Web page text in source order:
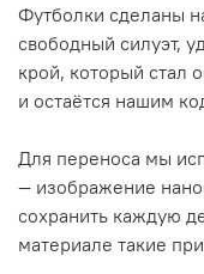
Футболки сделаны
свободный силуэт,
крой, который стал
и остаётся нашим
Для переноса мы
— изображение
сохранить каждую
материале такие